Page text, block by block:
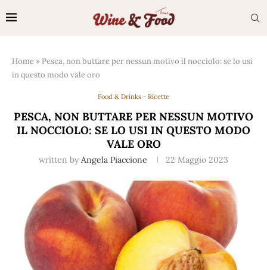
Home » Pesca, non buttare per nessun motivo il nocciolo: se lo usi
in questo modo vale oro
Food & Drinks - Ricette
PESCA, NON BUTTARE PER NESSUN MOTIVO
IL NOCCIOLO: SE LO USI IN QUESTO MODO
VALE ORO
written by Angela Piaccione 22 Maggio 2023